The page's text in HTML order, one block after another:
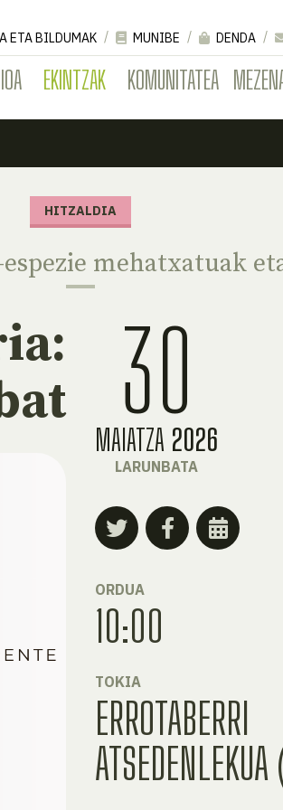
EKINTZAK KOMUNITATEA
ETA BILDUMAK MUNIBE DENDA
HITZALDIA
mehatxatuak
30
MAIATZA 2026
LARUNBATA
ORDUA
10:00
TOKIA
ERROTABERRI